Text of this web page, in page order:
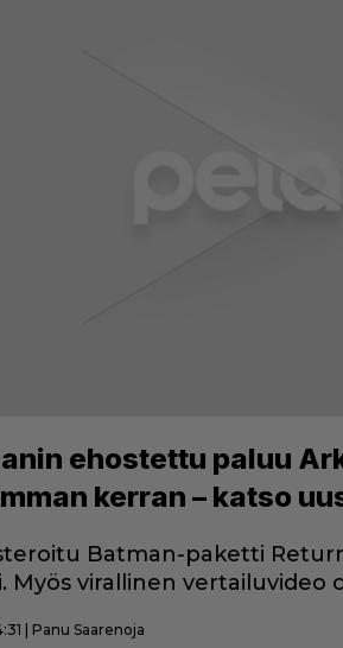
ehostettu paluu
kerran – katso
Batman-paketti
Myös virallinen vertailuvideo
| Panu Saarenoja